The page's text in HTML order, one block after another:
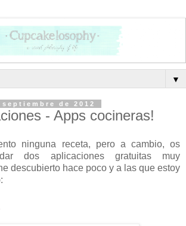
▼
de 2012
- Apps cocineras!
ninguna receta, pero a cambio, os
dos aplicaciones gratuitas muy
descubierto hace poco y a las que estoy